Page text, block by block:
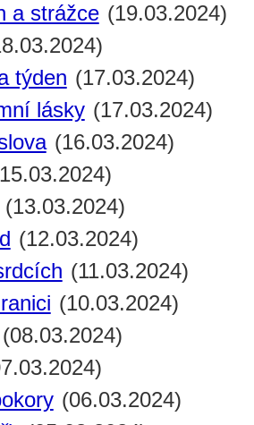
a strážce (19.03.2024)
týden (17.03.2024)
lásky (17.03.2024)
(16.03.2024)
(13.03.2024)
(12.03.2024)
(11.03.2024)
(10.03.2024)
(08.03.2024)
(06.03.2024)